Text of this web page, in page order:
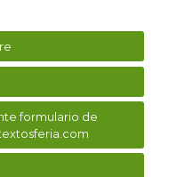
formulario de